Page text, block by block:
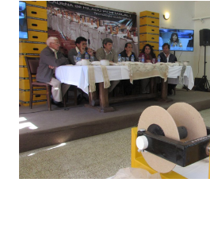
Bariloche, Municipio intercultural
Entrega de distinciones
REFORMA DE LA CARTA ORGÁNICA